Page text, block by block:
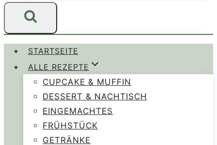
STARTSEITE
ALLE REZEPTE
CUPCAKE & MUFFIN
DESSERT & NACHTISCH
EINGEMACHTES
FRÜHSTÜCK
GETRÄNKE